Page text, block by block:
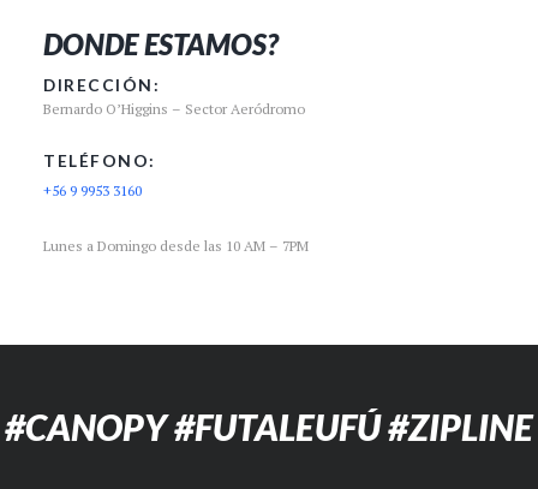
DONDE ESTAMOS?
DIRECCIÓN:
Bernardo O’Higgins – Sector Aeródromo
TELÉFONO:
+56 9 9953 3160
Lunes a Domingo desde las 10 AM – 7PM
#CANOPY #FUTALEUFÚ #ZIPLINE